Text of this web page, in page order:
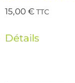
15,00€ TTC
Détails